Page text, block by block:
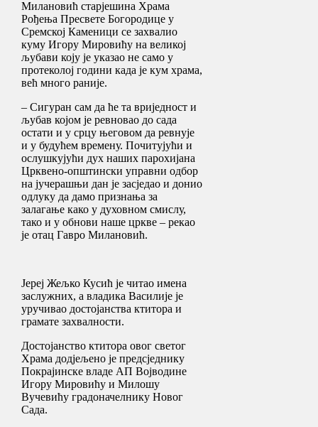
Милановић старјешина Храма
Рођења Пресвете Богородице у
Сремској Каменици се захвалио
куму Игору Мировићу на великој
љубави коју је указао не само у
протеколој години када је кум храма,
већ много раније.
– Сигуран сам да ће та вриједност и
љубав којом је ревновао до сада
остати и у срцу његовом да ревнује
и у будућем времену. Почитујући и
ослушкујући дух наших парохијана
Црквено-општински управни одбор
на јучерашњи дан је засједао и донио
одлуку да дамо признања за
залагање како у духовном смислу,
тако и у обнови наше цркве – рекао
је отац Гавро Милановић.
Jереј Жељко Кусић је читао имена
заслужних, а владика Василије је
уручивао достојанства ктитора и
грамате захвалности.
Достојанство ктитора овог светог
Храма додјељено је предсједнику
Покрајинске владе АП Војводине
Игору Мировићу и Милошу
Вучевићу градоначелнику Новог
Сада.